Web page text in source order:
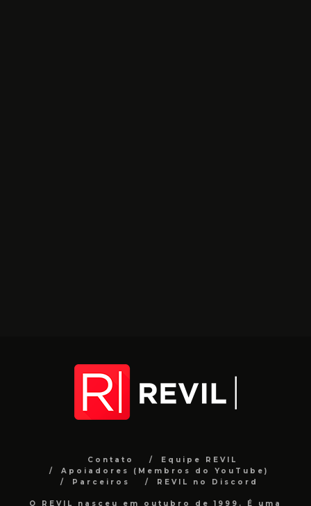
Contato
Equipe REVIL
Apoiadores (Membros do YouTube)
Parceiros
REVIL no Discord
O REVIL nasceu em outubro de 1999. É uma